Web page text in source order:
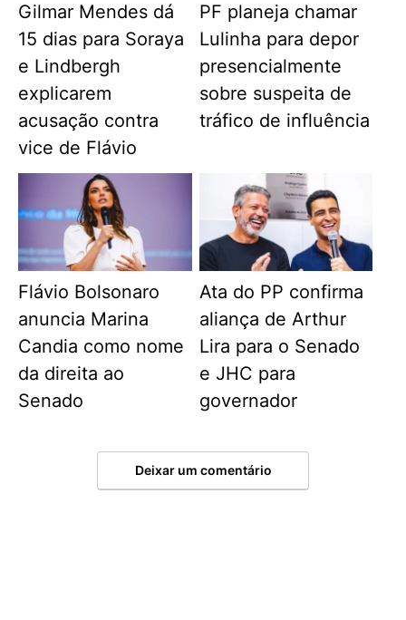
Gilmar Mendes dá
15 dias para Soraya
e Lindbergh
explicarem
acusação contra
vice de Flávio
PF planeja chamar
Lulinha para depor
presencialmente
sobre suspeita de
tráfico de influência
Flávio Bolsonaro
anuncia Marina
Candia como nome
da direita ao
Senado
Ata do PP confirma
aliança de Arthur
Lira para o Senado
e JHC para
governador
Deixar um comentário